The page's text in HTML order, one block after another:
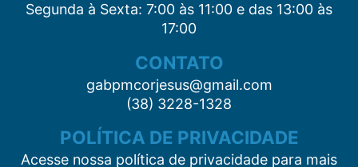
Segunda à Sexta: 7:00 às 11:00 e das 13:00 às
17:00
CONTATO
gabpmcorjesus@gmail.com
(38) 3228-1328
POLÍTICA DE PRIVACIDADE
Acesse nossa política de privacidade para mais